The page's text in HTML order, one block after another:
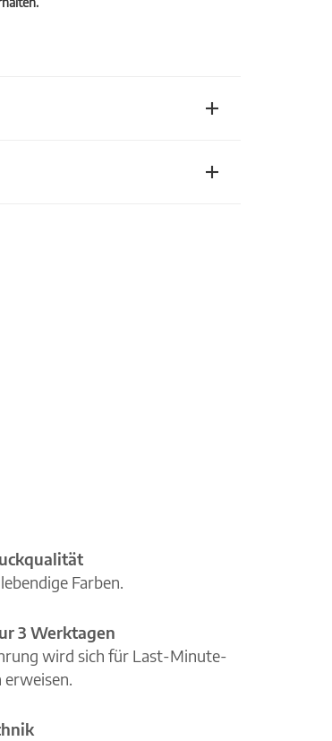
Farben.
3 Werktagen
wird sich für Last-Minute-
erweisen.